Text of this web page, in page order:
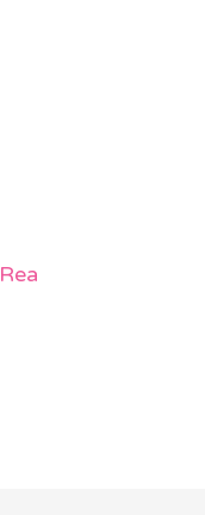
Rea